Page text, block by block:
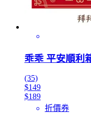
乖乖 平安順利
(35)
$149
$189
折價券